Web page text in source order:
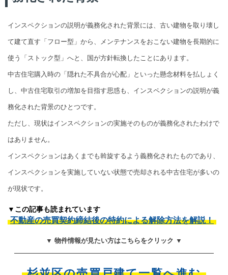
インスペクションの説明が義務化された背景には、古い建物を取り壊し
て建て直す「フロー型」から、メンテナンスをおこない建物を長期的に
使う「ストック型」へと、国が方針転換したことにあります。
中古住宅購入時の「隠れた不具合が心配」といった懸念材料を払しょく
し、中古住宅取引の増加を目指す思惑も、インスペクションの説明が義
務化された背景のひとつです。
ただし、現状はインスペクションの実施そのものが義務化されたわけで
はありません。
インスペクションはあくまでも斡旋するよう義務化されたものであり、
インスペクションを実施していない状態で売却される中古住宅が多いの
が現状です。
▼この記事も読まれています
不動産の売買契約締結後の特約による解除方法を解説！
▼ 物件情報が見たい方はこちらをクリック ▼